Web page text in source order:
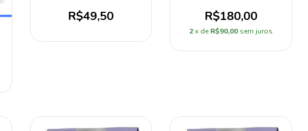
R$49,50 R$180,00
2 x de R$90,00 sem juros